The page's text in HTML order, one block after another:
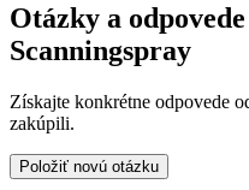
Otázky a
Scanningspray
Získajte konkrétne odpovede
zakúpili.
Položiť novú otázku